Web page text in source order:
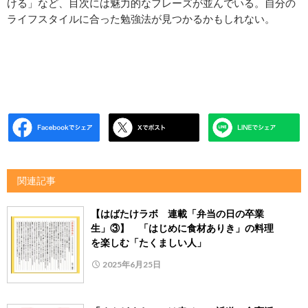
ける」など、目次には魅力的なフレーズが並んでいる。自分の
ライフスタイルに合った勉強法が見つかるかもしれない。
関連記事
【はばたけラボ 連載「弁当の日の卒業
生」③】 「はじめに食材ありき」の料理
を楽しむ「たくましい人」
2025年6月25日